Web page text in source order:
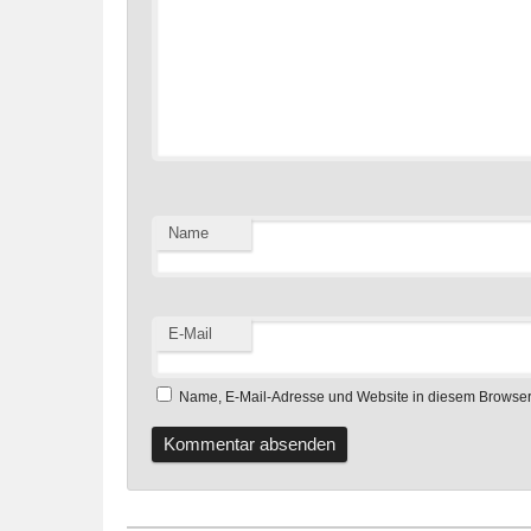
Name
E-Mail
Name, E-Mail-Adresse und Website in diesem